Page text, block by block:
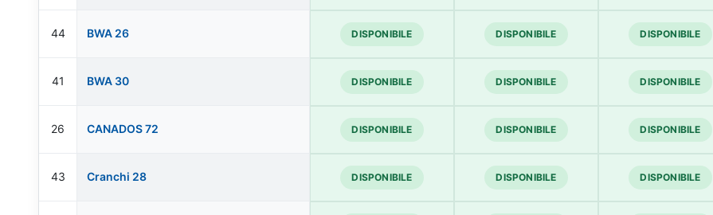
44 BWA 26 DISPONIBILE DISPONIBILE DISPONIBILE
41 BWA 30 DISPONIBILE DISPONIBILE DISPONIBILE
26 CANADOS 72 DISPONIBILE DISPONIBILE DISPONIBILE
43 Cranchi 28 DISPONIBILE DISPONIBILE DISPONIBILE